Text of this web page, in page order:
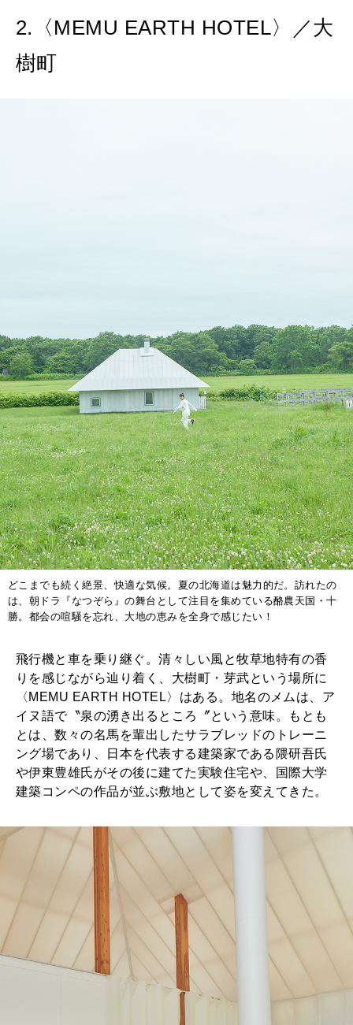
2.〈MEMU EARTH HOTEL〉／大
樹町
どこまでも続く絶景、快適な気候。夏の北海道は魅力的だ。訪れたの
は、朝ドラ『なつぞら』の舞台として注目を集めている酪農天国・十
勝。都会の喧騒を忘れ、大地の恵みを全身で感じたい！
飛行機と車を乗り継ぐ。清々しい風と牧草地特有の香
りを感じながら辿り着く、大樹町・芽武という場所に
〈MEMU EARTH HOTEL〉はある。地名のメムは、ア
イヌ語で〝泉の湧き出るところ〞という意味。もとも
とは、数々の名馬を輩出したサラブレッドのトレーニ
ング場であり、日本を代表する建築家である隈研吾氏
や伊東豊雄氏がその後に建てた実験住宅や、国際大学
建築コンペの作品が並ぶ敷地として姿を変えてきた。